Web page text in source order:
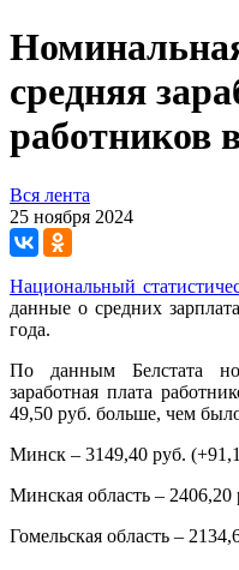
средняя
работников
Вся лента
25 ноября 2024
Национальный
данные о средних
года.
По данным Белстата
заработная плата
49,50 руб. больше, чем
Минск – 3149,40 руб.
Минская область – 2406,20
Гомельская область –